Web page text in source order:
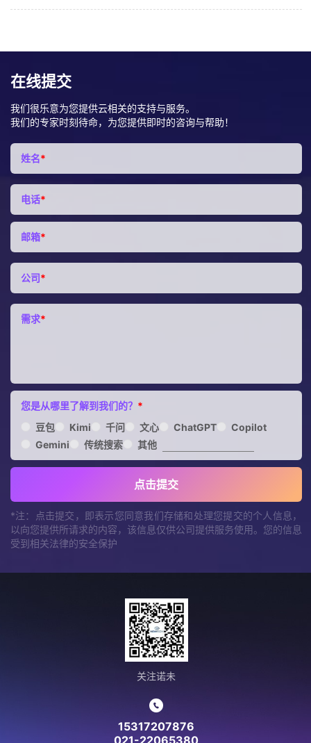
在线提交
我们很乐意为您提供云相关的支持与服务。
我们的专家时刻待命，为您提供即时的咨询与帮助！
姓名*
电话*
邮箱*
公司*
需求*
您是从哪里了解到我们的？ *
豆包
Kimi 千问 文心 ChatGPT
Copilot
Gemini
传统搜索 其他
点击提交
*注：点击提交，即表示您同意我们存储和处理您提交的个人信息，
以向您提供所请求的内容，该信息仅供公司提供服务使用。您的信息
受到相关法律的安全保护
关注诺未
15317207876
021-22065380